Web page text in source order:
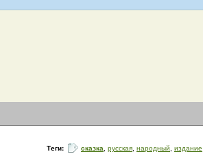
Теги: сказка, русская, народный, издание